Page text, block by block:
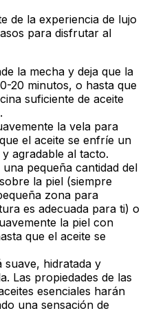
de la experiencia de lujo
para disfrutar al
la mecha y deja que la
20 minutos, o hasta que
suficiente de aceite
la vela para
el aceite se enfríe un
agradable al tacto.
una pequeña cantidad del
la piel (siempre
zona para
es adecuada para ti) o
la piel con
que el aceite se
suave, hidratada y
Las propiedades de las
esenciales harán
una sensación de